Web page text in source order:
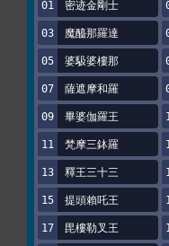
密迹金剛士
魔醯那羅達
婆馺婆樓那
薩遮摩和羅
畢婆伽羅王
梵摩三鉢羅
釋王三十三
提頭賴吒王
毘樓勒叉王